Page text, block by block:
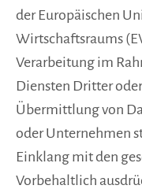
der Europäischen
Wirtschaftsraums
Verarbeitung im
Diensten Dritter
Übermittlung von
oder Unternehmen
Einklang mit den
Vorbehaltlich